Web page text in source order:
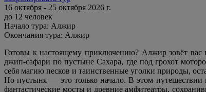
16 октября - 25 октября 2026 г.
до 12 человек
Начало тура: Алжир
Окончания тура: Алжир
Готовы к настоящему приключению? Алжир зовёт вас
джип-сафари по пустыне Сахара, где под грохот
себя магию песков и таинственные уголки природы,
Но пустыня — это только начало. В этом путешествии
фантастические мосты и древние амфитеатры,